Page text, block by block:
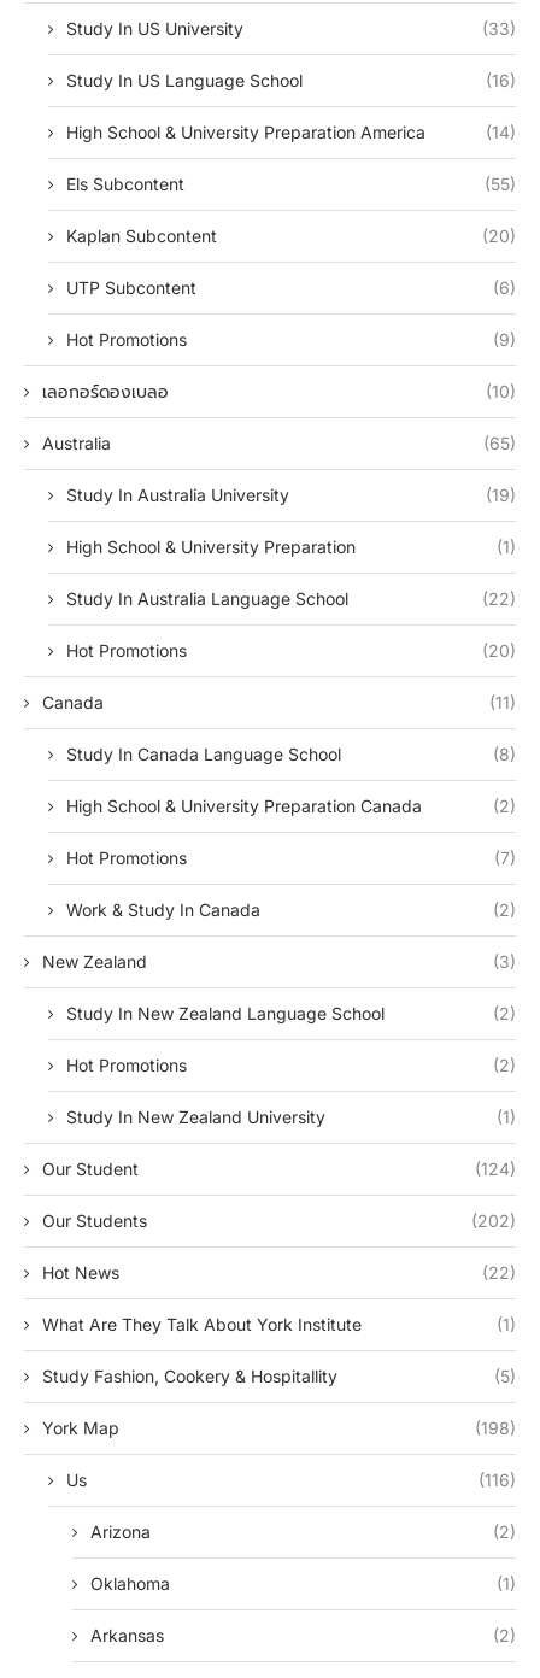
Study In US University (33)
Study In US Language School (16)
High School & University Preparation America (14)
Els Subcontent (55)
Kaplan Subcontent (20)
UTP Subcontent (6)
Hot Promotions (9)
เลอกอร์ดองเบลอ (10)
Australia (65)
Study In Australia University (19)
High School & University Preparation (1)
Study In Australia Language School (22)
Hot Promotions (20)
Canada (11)
Study In Canada Language School (8)
High School & University Preparation Canada (2)
Hot Promotions (7)
Work & Study In Canada (2)
New Zealand (3)
Study In New Zealand Language School (2)
Hot Promotions (2)
Study In New Zealand University (1)
Our Student (124)
Our Students (202)
Hot News (22)
What Are They Talk About York Institute (1)
Study Fashion, Cookery & Hospitallity (5)
York Map (198)
Us (116)
Arizona (2)
Oklahoma (1)
Arkansas (2)